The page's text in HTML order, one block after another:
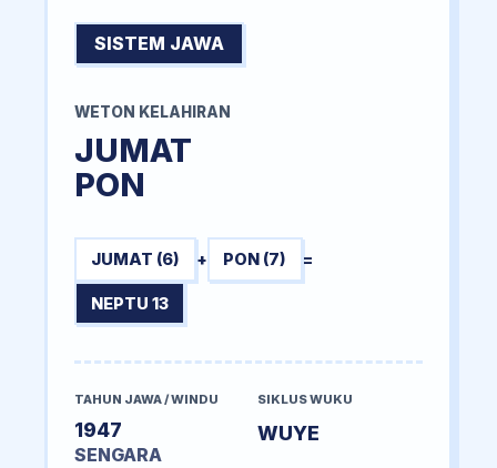
SISTEM JAWA
WETON KELAHIRAN
JUMAT
PON
JUMAT (6) + PON (7) =
NEPTU 13
TAHUN JAWA / WINDU
1947
SENGARA
SIKLUS WUKU
WUYE